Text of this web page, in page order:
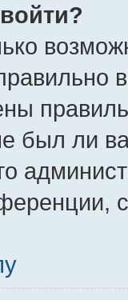
был ли